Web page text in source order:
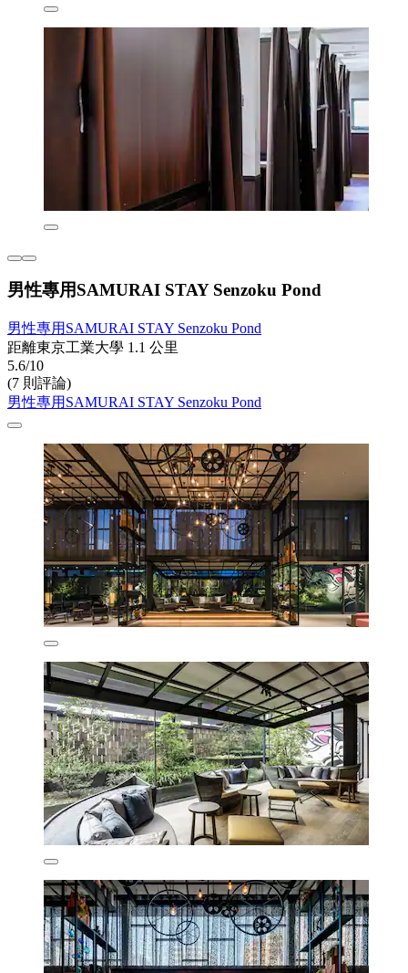
男性專用SAMURAI STAY Senzoku Pond
男性專用SAMURAI STAY Senzoku Pond
距離東京工業大學 1.1 公里
5.6/10
(7 則評論)
男性專用SAMURAI STAY Senzoku Pond